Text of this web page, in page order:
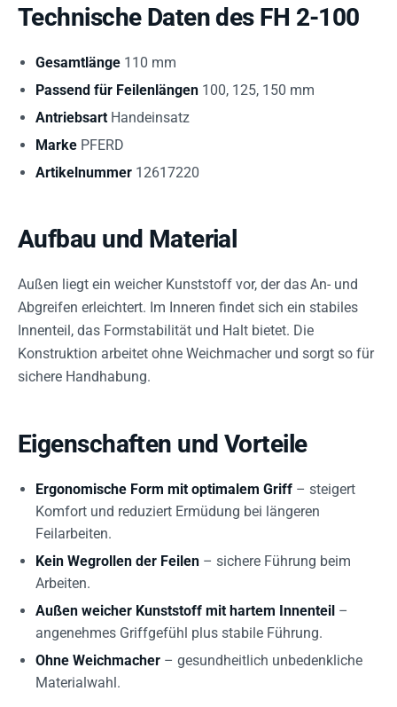
Technische Daten des FH 2-100
Gesamtlänge 110 mm
Passend für Feilenlängen 100, 125, 150 mm
Antriebsart Handeinsatz
Marke PFERD
Artikelnummer 12617220
Aufbau und Material
Außen liegt ein weicher Kunststoff vor, der das An- und
Abgreifen erleichtert. Im Inneren findet sich ein stabiles
Innenteil, das Formstabilität und Halt bietet. Die
Konstruktion arbeitet ohne Weichmacher und sorgt so für
sichere Handhabung.
Eigenschaften und Vorteile
Ergonomische Form mit optimalem Griff – steigert
Komfort und reduziert Ermüdung bei längeren
Feilarbeiten.
Kein Wegrollen der Feilen – sichere Führung beim
Arbeiten.
Außen weicher Kunststoff mit hartem Innenteil –
angenehmes Griffgefühl plus stabile Führung.
Ohne Weichmacher – gesundheitlich unbedenkliche
Materialwahl.